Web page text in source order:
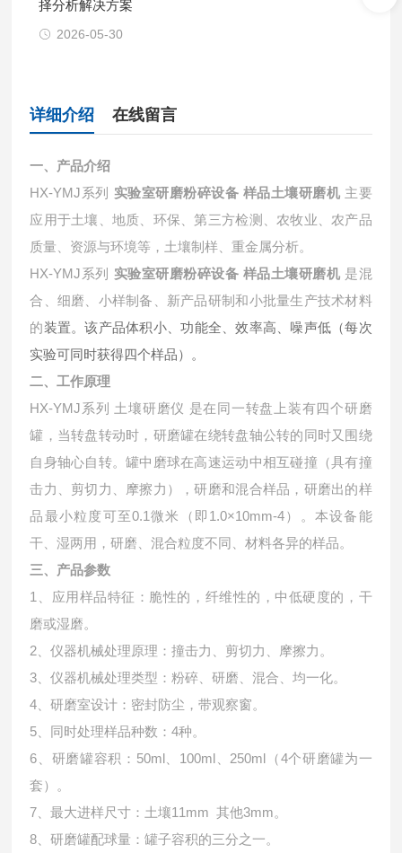
择分析解决方案
2026-05-30
详细介绍 在线留言
一、产品介绍
HX-YMJ系列 实验室研磨粉碎设备 样品土壤研磨机 主要
应用于土壤、地质、环保、第三方检测、农牧业、农产品
质量、资源与环境等，土壤制样、重金属分析。
HX-YMJ系列 实验室研磨粉碎设备 样品土壤研磨机 是混
合、细磨、小样制备、新产品研制和小批量生产技术材料
的装置。该产品体积小、功能全、效率高、噪声低（每次
实验可同时获得四个样品）。
二、工作原理
HX-YMJ系列 土壤研磨仪 是在同一转盘上装有四个研磨
罐，当转盘转动时，研磨罐在绕转盘轴公转的同时又围绕
自身轴心自转。罐中磨球在高速运动中相互碰撞（具有撞
击力、剪切力、摩擦力），研磨和混合样品，研磨出的样
品最小粒度可至0.1微米（即1.0×10mm-4）。本设备能
干、湿两用，研磨、混合粒度不同、材料各异的样品。
三、产品参数
1、应用样品特征：脆性的，纤维性的，中低硬度的，干
磨或湿磨。
2、仪器机械处理原理：撞击力、剪切力、摩擦力。
3、仪器机械处理类型：粉碎、研磨、混合、均一化。
4、研磨室设计：密封防尘，带观察窗。
5、同时处理样品种数：4种。
6、研磨罐容积：50ml、100ml、250ml（4个研磨罐为一
套）。
7、最大进样尺寸：土壤11mm 其他3mm。
8、研磨罐配球量：罐子容积的三分之一。